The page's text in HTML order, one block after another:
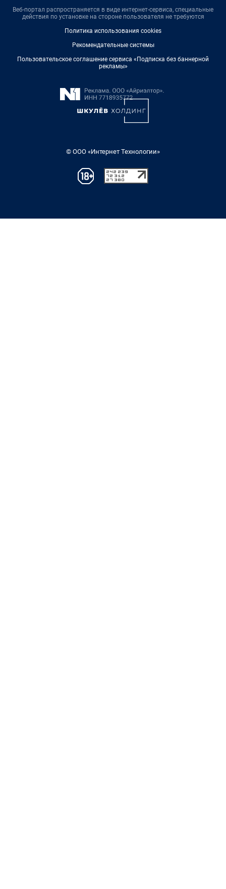
Веб-портал распространяется в виде интернет-сервиса, специальные
действия по установке на стороне пользователя не требуются
Политика использования cookies
Рекомендательные системы
Пользовательское соглашение сервиса «Подписка без баннерной
рекламы»
© ООО «Интернет Технологии»